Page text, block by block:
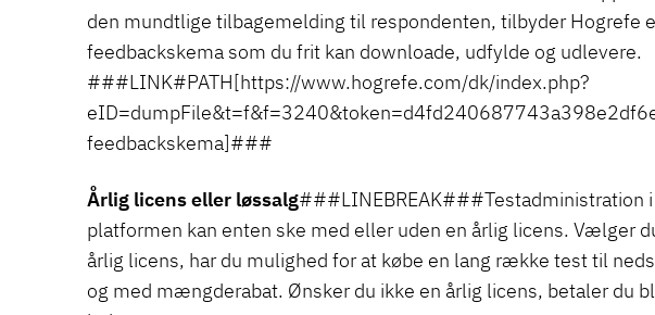
den mundtlige tilbagemelding til respondenten, tilbyder Hogrefe
feedbackskema som du frit kan downloade, udfylde og udlevere.
###LINK#PATH[https://www.hogrefe.com/dk/index.php?
feedbackskema]###
Årlig licens eller løssalg###LINEBREAK###Testadministration i
platformen kan enten ske med eller uden en årlig licens. Vælger
årlig licens, har du mulighed for at købe en lang række test til
og med mængderabat. Ønsker du ikke en årlig licens, betaler du